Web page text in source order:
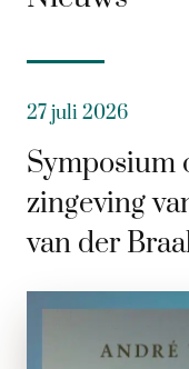
27 juli 2026
Symposium
zingeving
van der